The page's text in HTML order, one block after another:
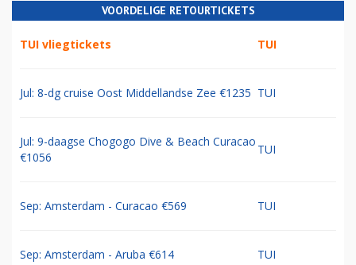
VOORDELIGE RETOURTICKETS
TUI vliegtickets TUI
Jul: 8-dg cruise Oost Middellandse Zee €1235 TUI
Jul: 9-daagse Chogogo Dive & Beach Curacao
€1056
TUI
Sep: Amsterdam - Curacao €569 TUI
Sep: Amsterdam - Aruba €614 TUI